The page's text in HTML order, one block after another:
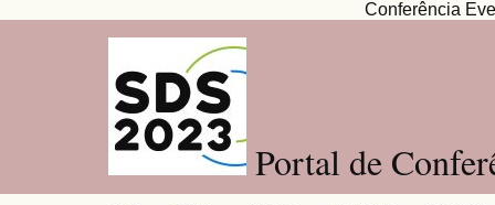
Conferência
Portal de